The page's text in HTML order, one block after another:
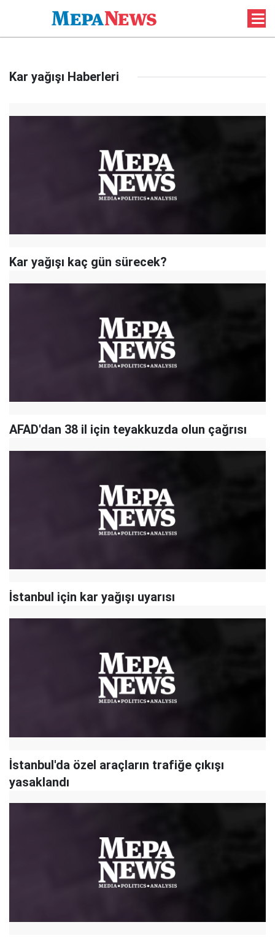
Kar yağışı Haberleri
Kar yağışı kaç gün sürecek?
AFAD'dan 38 il için teyakkuzda olun çağrısı
İstanbul için kar yağışı uyarısı
İstanbul'da özel araçların trafiğe çıkışı
yasaklandı